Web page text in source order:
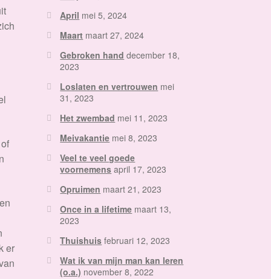
er
April mei 5, 2024
Maart maart 27, 2024
Gebroken hand december 18,
2023
Loslaten en vertrouwen mei
31, 2023
Het zwembad mei 11, 2023
Meivakantie mei 8, 2023
Veel te veel goede
voornemens april 17, 2023
Opruimen maart 21, 2023
Once in a lifetime maart 13,
2023
Thuishuis februari 12, 2023
Wat ik van mijn man kan leren
(o.a.) november 8, 2022